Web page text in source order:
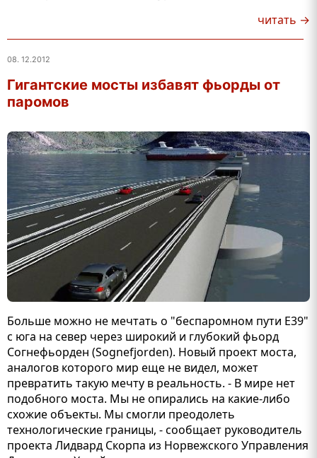
читать →
08. 12.2012
Гигантские мосты избавят фьорды от
паромов
Больше можно не мечтать о "беспаромном пути E39"
с юга на север через широкий и глубокий фьорд
Согнефьорден (Sognefjorden). Новый проект моста,
аналогов которого мир еще не видел, может
превратить такую мечту в реальность. - В мире нет
подобного моста. Мы не опирались на какие-либо
схожие объекты. Мы смогли преодолеть
технологические границы, - сообщает руководитель
проекта Лидвард Скорпа из Норвежского Управления